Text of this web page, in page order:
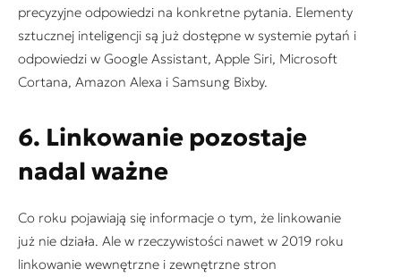
precyzyjne odpowiedzi na konkretne pytania. Elementy
sztucznej inteligencji są już dostępne w systemie pytań i
odpowiedzi w Google Assistant, Apple Siri, Microsoft
Cortana, Amazon Alexa i Samsung Bixby.
6. Linkowanie pozostaje
nadal ważne
Co roku pojawiają się informacje o tym, że linkowanie
już nie działa. Ale w rzeczywistości nawet w 2019 roku
linkowanie wewnętrzne i zewnętrzne stron